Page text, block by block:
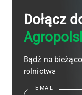
Dołącz
Bądź na
rolnictwa
E-MAIL